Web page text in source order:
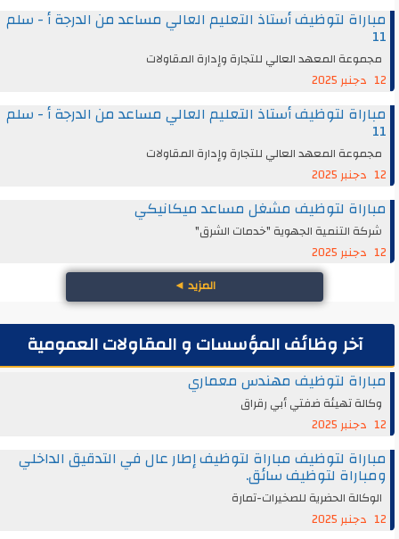
مباراة لتوظيف أستاذ التعليم العالي مساعد من الدرجة أ - سلم
11
مجموعة المعهد العالي للتجارة وإدارة المقاولات
12 دجنبر 2025
مباراة لتوظيف أستاذ التعليم العالي مساعد من الدرجة أ - سلم
11
مجموعة المعهد العالي للتجارة وإدارة المقاولات
12 دجنبر 2025
مباراة لتوظيف مشغل مساعد ميكانيكي
شركة التنمية الجهوية "خدمات الشرق"
12 دجنبر 2025
المزيد◄
آخر وظائف المؤسسات و المقاولات العمومية
مباراة لتوظيف مهندس معماري
وكالة تهيئة ضفتي أبي رقراق
12 دجنبر 2025
مباراة لتوظيف مباراة لتوظيف إطار عال في التدقيق الداخلي
ومباراة لتوظيف سائق.
الوكالة الحضرية للصخيرات-تمارة
12 دجنبر 2025